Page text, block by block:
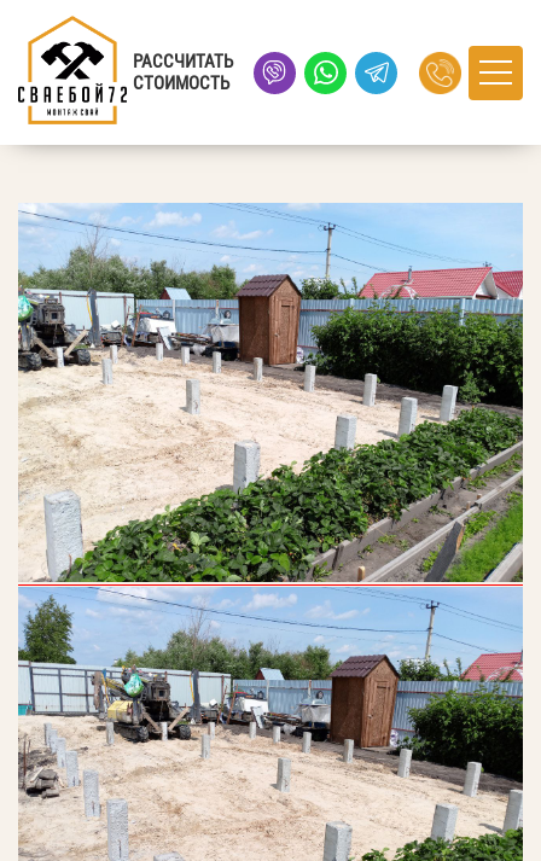
РАССЧИТАТЬ
СТОИМОСТЬ
Главная›
село Чикча, Тюменская область